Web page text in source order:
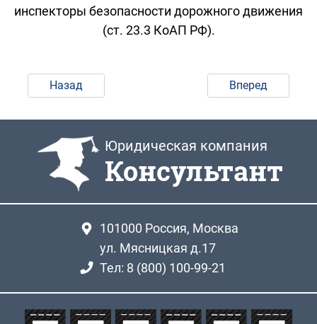
инспекторы безопасности дорожного движения
(ст. 23.3 КоАП РФ).
Назад Вперед
Юридическая компания
Консультант
101000 Россия, Москва
ул. Мясницкая д.17
Тел: 8 (800) 100-99-21